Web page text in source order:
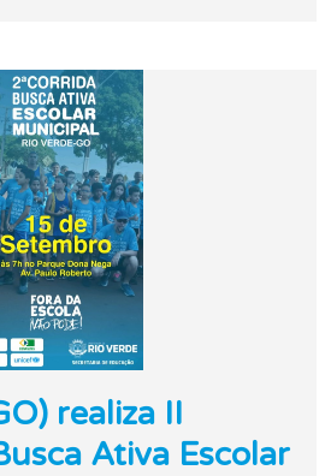
realiza II
Ativa Escolar